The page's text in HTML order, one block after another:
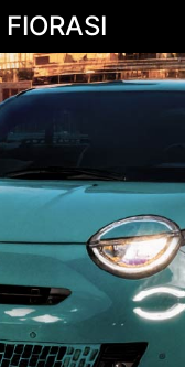
FIORASI